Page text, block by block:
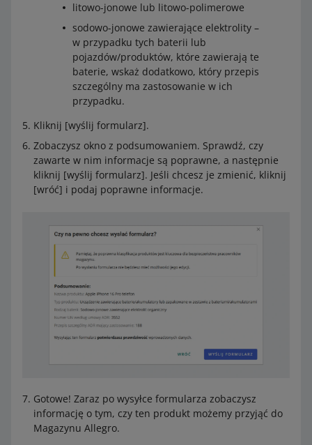
litowo-jonowe lub litowo-polimerowe
sodowo-jonowe zawierające elektrolity –
w przypadku tych baterii lub
pojazdów/produktów, które zawierają te
baterie, wskaż dodatkowo, który przepis
szczególny ma zastosowanie w ich
przypadku.
Kliknij [wyślij formularz].
Zobaczysz okno z podsumowaniem. Sprawdź, czy
zawarte w nim informacje są poprawne, a następnie
kliknij [wyślij formularz]. Jeśli chcesz je zmienić, kliknij
[wróć] i podaj poprawne informacje.
Gotowe! Zaraz po wysyłce formularza zobaczysz
informację o tym, czy ten produkt możemy przyjąć do
Magazynu Allegro.